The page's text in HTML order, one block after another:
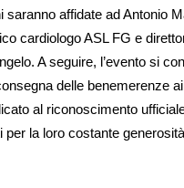
saranno affidate ad Antonio
cardiologo ASL FG e
​A seguire, l’evento si
delle benemerenze
al riconoscimento
per la loro costante